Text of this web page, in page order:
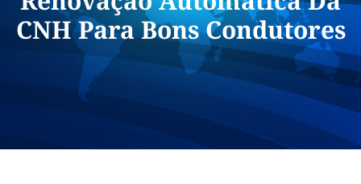
CNH Para Bons Condutores